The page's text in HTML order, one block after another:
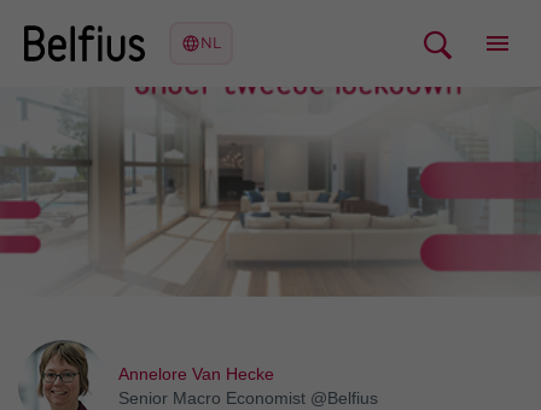
Annelore Van Hecke
Senior Macro Economist @Belfius